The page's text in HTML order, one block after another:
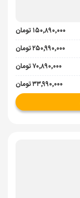
۱۵۰٬۸۹۰٬۰۰۰ تومان
۲۵۰٬۹۹۰٬۰۰۰ تومان
۷۰٬۸۹۰٬۰۰۰ تومان
۳۳٬۹۹۰٬۰۰۰ تومان